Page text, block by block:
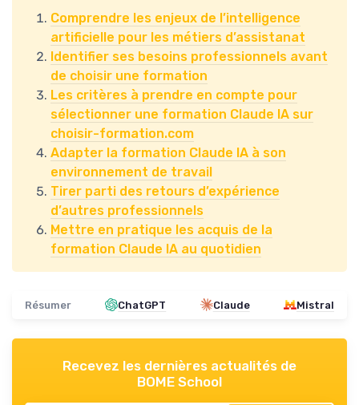
Comprendre les enjeux de l’intelligence
artificielle pour les métiers d’assistanat
Identifier ses besoins professionnels avant
de choisir une formation
Les critères à prendre en compte pour
sélectionner une formation Claude IA sur
choisir-formation.com
Adapter la formation Claude IA à son
environnement de travail
Tirer parti des retours d’expérience
d’autres professionnels
Mettre en pratique les acquis de la
formation Claude IA au quotidien
Résumer ChatGPT Claude Mistral
Recevez les dernières actualités de
BOME School